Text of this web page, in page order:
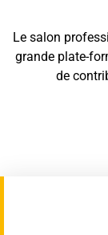
Le salon
grande plate-
de